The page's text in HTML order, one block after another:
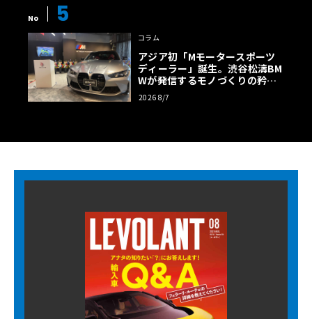
No 5
コラム
アジア初「Mモータースポーツ
ディーラー」誕生。渋谷松濤BM
Wが発信するモノづくりの矜持
【木下隆之コラム】
2026 8/7